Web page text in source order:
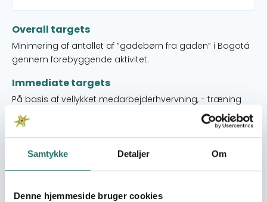
Samtykke Detaljer Om
Denne hjemmeside bruger cookies
Overall targets
Minimering af antallet af ”gadebørn fra gaden” i Bogotá
gennem forebyggende aktivitet.
Immediate targets
På basis af vellykket medarbejderhvervning, - træning
samt styrkelse af det lokale netværk etableres socialt
kontaktcenter, der i netværkssamarbejde formidler
resocialiseringsmuligheder for den primære målgruppe,
börn 0-10 år. Der tilbydes basal service (mad, hygiejne,
beklædning, undervisning og forebyggende rådgivning.
bydelen Country Sur som operationsbase (politisk